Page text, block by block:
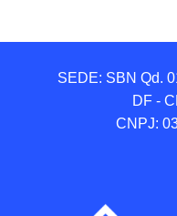
SEDE: SBN Qd.
DF -
CNPJ: